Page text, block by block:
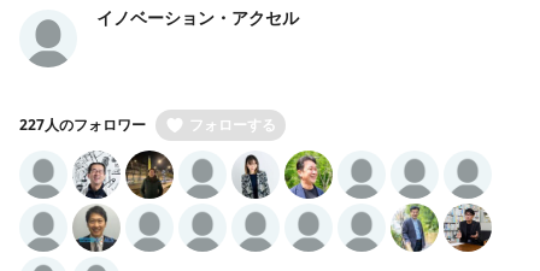
イノベーション・アクセル
227人のフォロワー フォローする